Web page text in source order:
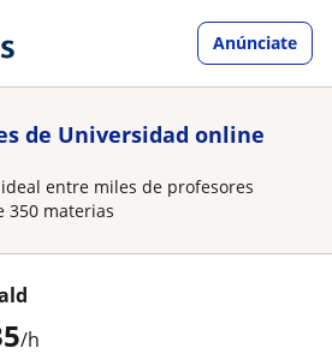
Anúnciate
de Universidad online
entre miles de profesores
350 materias
/h